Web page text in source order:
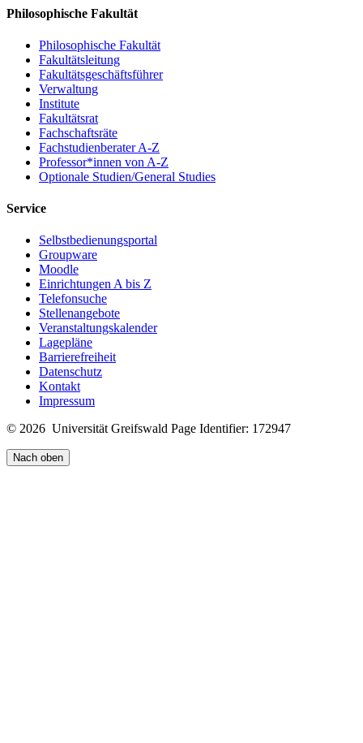
Philosophische Fakultät
Philosophische Fakultät
Fakultätsleitung
Fakultätsgeschäftsführer
Verwaltung
Institute
Fakultätsrat
Fachschaftsräte
Fachstudienberater A-Z
Professor*innen von A-Z
Optionale Studien/General Studies
Service
Selbstbedienungsportal
Groupware
Moodle
Einrichtungen A bis Z
Telefonsuche
Stellenangebote
Veranstaltungskalender
Lagepläne
Barrierefreiheit
Datenschutz
Kontakt
Impressum
© 2026 Universität Greifswald Page Identifier: 172947
Nach oben